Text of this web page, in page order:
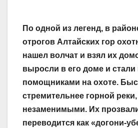
По одной из легенд, в
отрогов Алтайских гор
нашел волчат и взял их
выросли в его доме и
помощниками на охоте.
стремительнее горной
незаменимыми. Их
переводится как «догони-